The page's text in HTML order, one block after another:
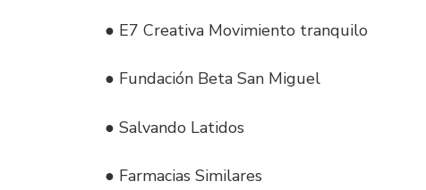
● E7 Creativa Movimiento tranquilo
● Fundación Beta San Miguel
● Salvando Latidos
● Farmacias Similares